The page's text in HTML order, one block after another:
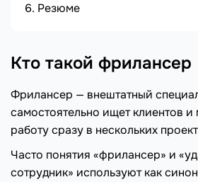
Резюме
Кто такой фрилансер
Фрилансер — внештатный
самостоятельно ищет клиентов
работу сразу в нескольких
Часто понятия «фрилансер» и
сотрудник» используют как